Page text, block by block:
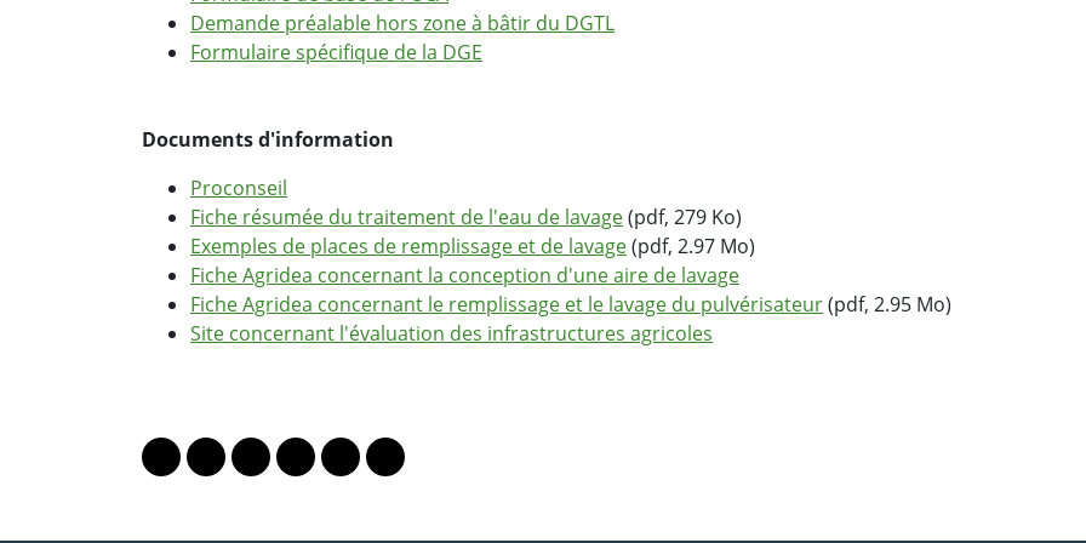
Demande préalable hors zone à bâtir du DGTL
Formulaire spécifique de la DGE
Documents d'information
Proconseil
Fiche résumée du traitement de l'eau de lavage(pdf, 279 Ko)
Exemples de places de remplissage et de lavage(pdf, 2.97 Mo)
Fiche Agridea concernant la conception d'une aire de lavage
Fiche Agridea concernant le remplissage et le lavage du pulvérisateur(pdf, 2.95 Mo)
Site concernant l'évaluation des infrastructures agricoles
Lien vers le profil Mastodon
Lien vers le profil Bluesky
Lien vers le profil Instagram
Lien vers le profil Linkedin
Lien vers le profil Facebook
Lien vers le profil Twitter